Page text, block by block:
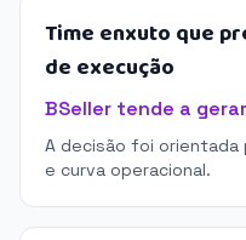
Time enxuto que
de execução
BSeller tende a
A decisão foi orientada
e curva operacional.